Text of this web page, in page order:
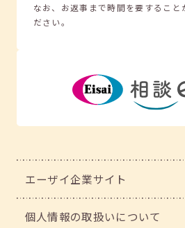
なお、お返事まで時間を要すること
ださい。
エーザイ企業サイト
個人情報の取扱いについて